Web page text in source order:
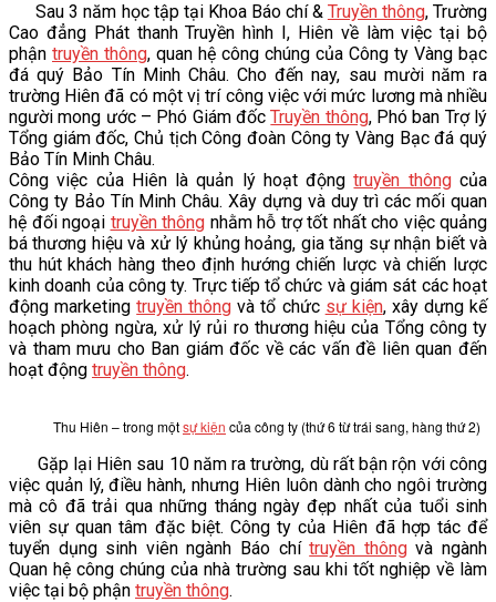
Sau 3 năm học tập tại Khoa Báo chí & Truyền thông, Trường
Cao đẳng Phát thanh Truyền hình I, Hiên về làm việc tại bộ
phận truyền thông, quan hệ công chúng của Công ty Vàng bạc
đá quý Bảo Tín Minh Châu. Cho đến nay, sau mười năm ra
trường Hiên đã có một vị trí công việc với mức lương mà nhiều
người mong ước – Phó Giám đốcTruyền thông, Phó ban Trợ lý
Tổng giám đốc, Chủ tịch Công đoàn Công ty Vàng Bạc đá quý
Bảo Tín Minh Châu.
Công việc của Hiên là quản lý hoạt độngtruyền thôngcủa
Công ty Bảo Tín Minh Châu. Xây dựng và duy trì các mối quan
hệ đối ngoại truyền thông nhằm hỗ trợ tốt nhất cho việc quảng
bá thương hiệu và xử lý khủng hoảng, gia tăng sự nhận biết và
thu hút khách hàng theo định hướng chiến lược và chiến lược
kinh doanh của công ty. Trực tiếp tổ chức và giám sát các hoạt
động marketingtruyền thông và tổ chức sự kiện, xây dựng kế
hoạch phòng ngừa, xử lý rủi ro thương hiệu của Tổng công ty
và tham mưu cho Ban giám đốc về các vấn đề liên quan đến
hoạt động truyền thông.
Thu Hiên – trong mộtsự kiện của công ty (thứ 6 từ trái sang, hàng thứ 2)
Gặp lại Hiên sau 10 năm ra trường, dù rất bận rộn với công
việc quản lý, điều hành, nhưng Hiên luôn dành cho ngôi trường
mà cô đã trải qua những tháng ngày đẹp nhất của tuổi sinh
viên sự quan tâm đặc biệt. Công ty của Hiên đã hợp tác để
tuyển dụng sinh viên ngành Báo chítruyền thôngvà ngành
Quan hệ công chúng của nhà trường sau khi tốt nghiệp về làm
việc tại bộ phận truyền thông.